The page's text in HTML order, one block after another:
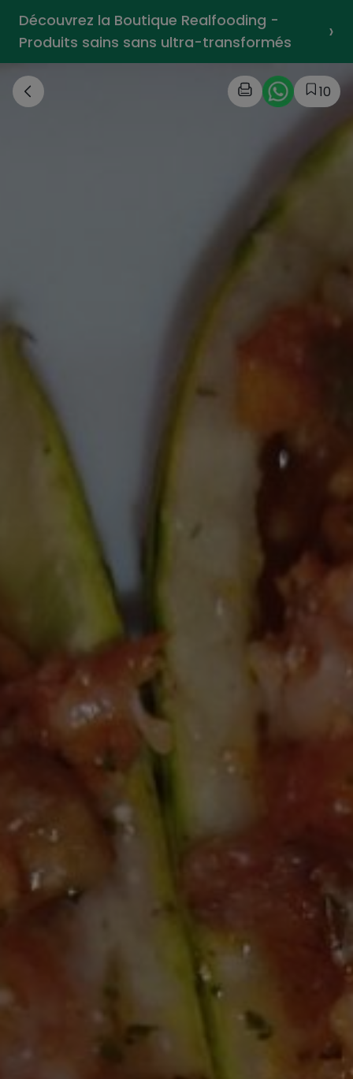
Découvrez la Boutique Realfooding -
Produits sains sans ultra-transformés
›
10